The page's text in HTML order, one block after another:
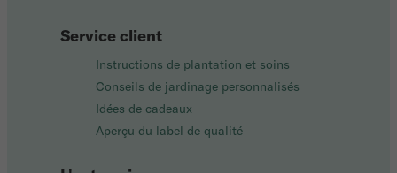
Service client
Instructions de plantation et soins
Conseils de jardinage personnalisés
Idées de cadeaux
Aperçu du label de qualité